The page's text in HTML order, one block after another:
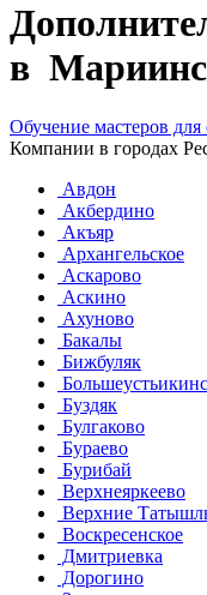
в
Обучение мастеров для
Компании в городах
Авдон
Акбердино
Акъяр
Архангельское
Аскарово
Аскино
Ахуново
Бакалы
Бижбуляк
Буздяк
Булгаково
Бураево
Бурибай
Верхнеяркеево
Верхние
Воскресенское
Дмитриевка
Дорогино